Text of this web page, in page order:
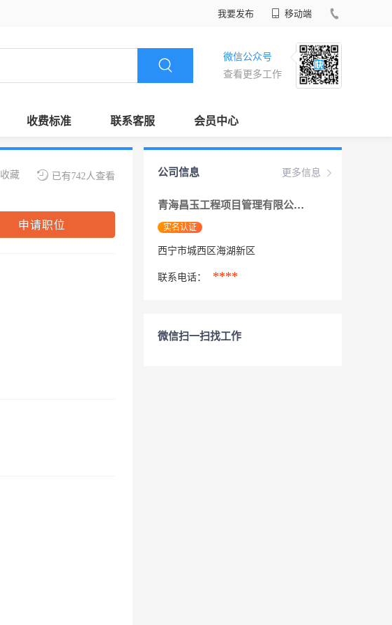
我要发布 移动端
微信公众号
查看更多工作
收费标准 联系客服 会员中心
已有742人查看
收藏
申请职位
更多信息
公司信息
青海昌玉工程项目管理有限公司
实名认证
西宁市城西区海湖新区
联系电话： ****
微信扫一扫找工作